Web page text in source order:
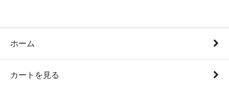
ホーム
カートを見る